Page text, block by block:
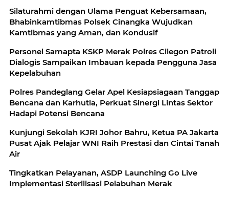
Silaturahmi dengan Ulama Penguat Kebersamaan,
Bhabinkamtibmas Polsek Cinangka Wujudkan
Kamtibmas yang Aman, dan Kondusif
Personel Samapta KSKP Merak Polres Cilegon Patroli
Dialogis Sampaikan Imbauan kepada Pengguna Jasa
Kepelabuhan
Polres Pandeglang Gelar Apel Kesiapsiagaan Tanggap
Bencana dan Karhutla, Perkuat Sinergi Lintas Sektor
Hadapi Potensi Bencana
Kunjungi Sekolah KJRI Johor Bahru, Ketua PA Jakarta
Pusat Ajak Pelajar WNI Raih Prestasi dan Cintai Tanah
Air
Tingkatkan Pelayanan, ASDP Launching Go Live
Implementasi Sterilisasi Pelabuhan Merak